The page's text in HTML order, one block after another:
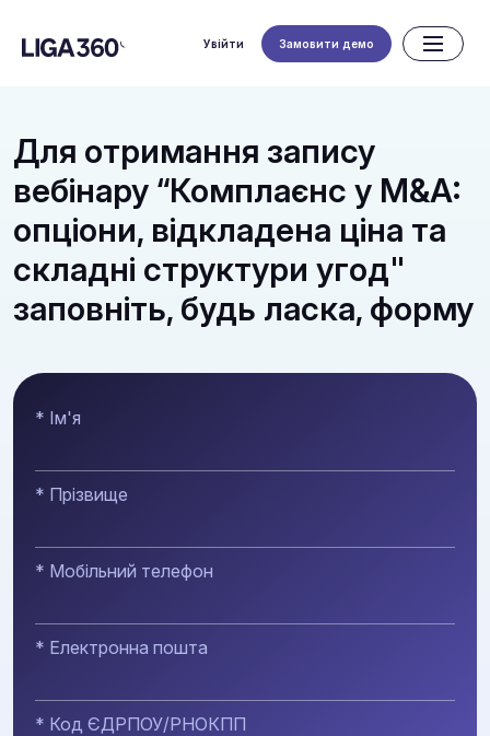
Увійти Замовити демо
Для отримання запису
вебінару “Комплаєнс у M&A:
опціони, відкладена ціна та
складні структури угод"
заповніть, будь ласка, форму
* Ім'я
* Прізвище
* Мобільний телефон
* Електронна пошта
* Код ЄДРПОУ/РНОКПП